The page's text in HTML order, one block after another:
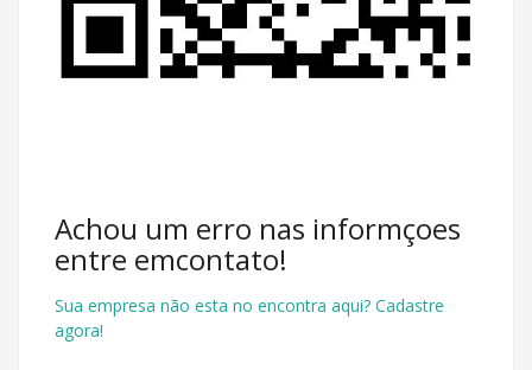
Achou um erro nas informçoes
entre emcontato!
Sua empresa não esta no encontra aqui? Cadastre
agora!